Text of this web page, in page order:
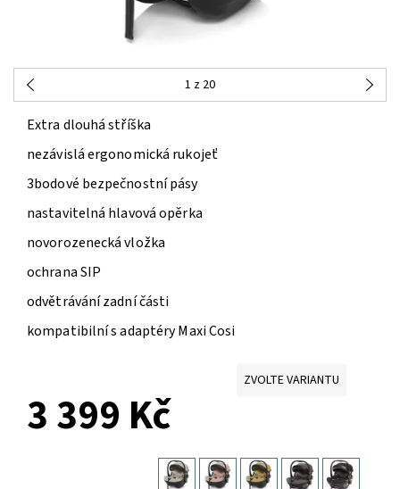
1 z 20
Extra dlouhá stříška
nezávislá ergonomická rukojeť
3bodové bezpečnostní pásy
nastavitelná hlavová opěrka
novorozenecká vložka
ochrana SIP
odvětrávání zadní části
kompatibilní s adaptéry Maxi Cosi
ZVOLTE VARIANTU
3 399 Kč